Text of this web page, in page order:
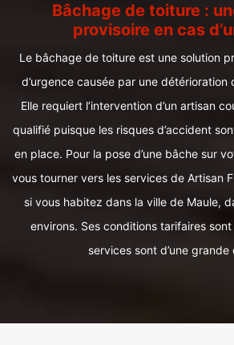
Bâchage de toiture :
provisoire en cas
Le bâchage de toiture est une solution
d’urgence causée par une
Elle requiert l’intervention d’un artisan
qualifié puisque les risques d’accident
en place. Pour la pose d’une bâche sur
vous tourner vers les services de Artisan
si vous habitez dans la ville de Maule,
environs. Ses conditions tarifaires
services sont d’une grande